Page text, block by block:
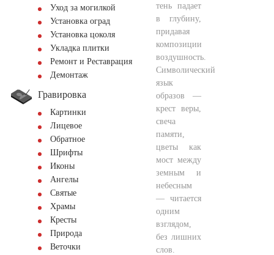
Уход за могилкой
Установка оград
Установка цоколя
Укладка плитки
Ремонт и Реставрация
Демонтаж
Гравировка
Картинки
Лицевое
Обратное
Шрифты
Иконы
Ангелы
Святые
Храмы
Кресты
Природа
Веточки
тень падает
в глубину,
придавая
композиции
воздушность.
Символический
язык
образов —
крест веры,
свеча
памяти,
цветы как
мост между
земным и
небесным
— читается
одним
взглядом,
без лишних
слов.